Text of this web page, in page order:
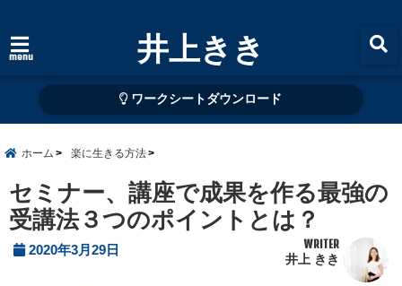
menu 井上きき
ワークシートダウンロード
ホーム 楽に生きる方法
セミナー、講座で成果を作る最強の
受講法３つのポイントとは？
2020年3月29日 WRITER
井上 きき